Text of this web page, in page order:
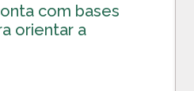
com bases
orientar a